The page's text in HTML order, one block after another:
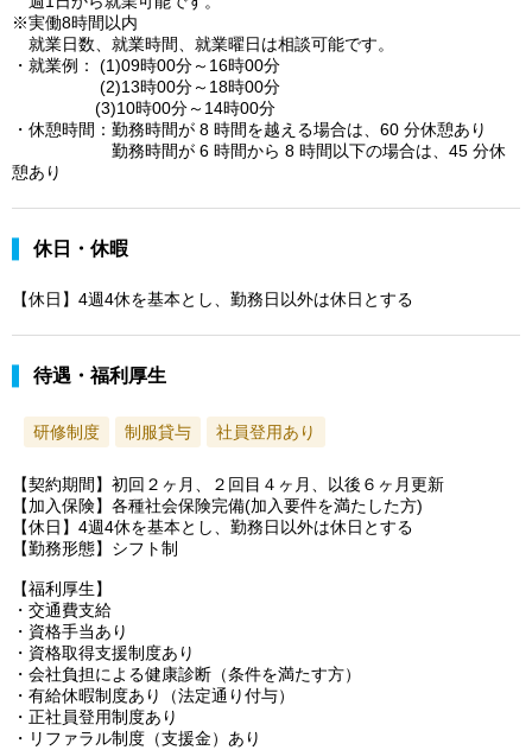
※実働8時間以内
就業日数、就業時間、就業曜日は相談可能です。
・就業例： (1)09時00分～16時00分
(2)13時00分～18時00分
(3)10時00分～14時00分
・休憩時間：勤務時間が 8 時間を越える場合は、60 分休憩あり
勤務時間が 6 時間から 8 時間以下の場合は、45 分休
憩あり
休日・休暇
【休日】4週4休を基本とし、勤務日以外は休日とする
待遇・福利厚生
研修制度 制服貸与 社員登用あり
【契約期間】初回２ヶ月、２回目４ヶ月、以後６ヶ月更新
【加入保険】各種社会保険完備(加入要件を満たした方)
【休日】4週4休を基本とし、勤務日以外は休日とする
【勤務形態】シフト制
【福利厚生】
・交通費支給
・資格手当あり
・資格取得支援制度あり
・会社負担による健康診断（条件を満たす方）
・有給休暇制度あり（法定通り付与）
・正社員登用制度あり
・リファラル制度（支援金）あり